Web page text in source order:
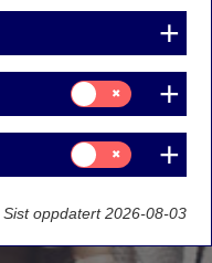
Samtykke
til:
Statistikk
Samtykke
til:
Markedsføring
Sist oppdatert 2026-08-03